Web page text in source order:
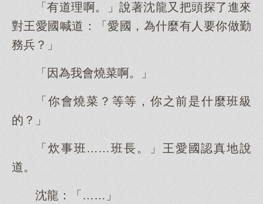
「有道理啊。」說著沈龍又把頭探了進來
對王愛國喊道：「愛國，為什麼有人要你做勤
務兵？」
「因為我會燒菜啊。」
「你會燒菜？等等，你之前是什麼班級
的？」
「炊事班……班長。」王愛國認真地說
道。
沈龍：「……」